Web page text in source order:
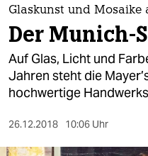
themen
politik
öko
gesellschaft
Glaskunst und Mosaike
Der Munich-
Auf Glas, Licht und
Jahren steht die
hochwertige
26.12.2018 10:06 Uhr